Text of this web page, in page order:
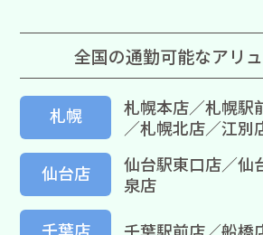
全国の通勤可能なアリ
札幌
札幌本店／札幌駅
／札幌北店／江別
仙台店
仙台駅東口店／仙
泉店
千葉店